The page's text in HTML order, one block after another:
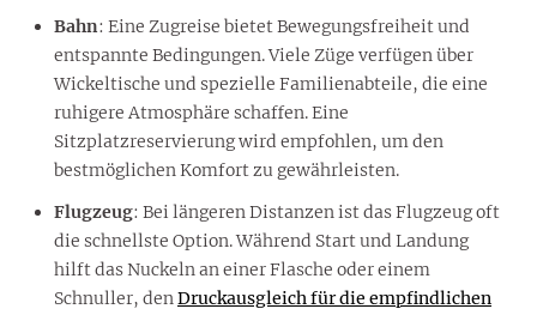
Bahn: Eine Zugreise bietet Bewegungsfreiheit und
entspannte Bedingungen. Viele Züge verfügen über
Wickeltische und spezielle Familienabteile, die eine
ruhigere Atmosphäre schaffen. Eine
Sitzplatzreservierung wird empfohlen, um den
bestmöglichen Komfort zu gewährleisten.
Flugzeug: Bei längeren Distanzen ist das Flugzeug oft
die schnellste Option. Während Start und Landung
hilft das Nuckeln an einer Flasche oder einem
Schnuller, denDruckausgleich für die empfindlichen